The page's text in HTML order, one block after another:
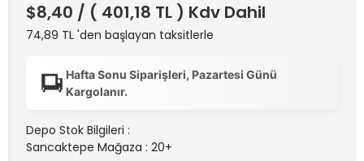
$8,40 / ( 401,18 TL ) Kdv Dahil
74,89 TL 'den başlayan taksitlerle
Hafta Sonu Siparişleri, Pazartesi Günü
Kargolanır.
Depo Stok Bilgileri :
Sancaktepe Mağaza : 20+